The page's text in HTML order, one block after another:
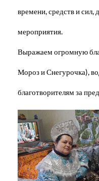
времени, средств и сил,
мероприятия.
Выражаем огромную
Мороз и Снегурочка),
благотворителям за